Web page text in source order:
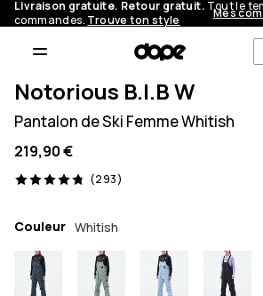
Livraison gratuite. Retour gratuit. Tout le
commandes. Trouve ton style Mes
Notorious B.I.B W
Pantalon de Ski Femme Whitish
219,90 €
(293)
293 avis, 4.8/5
Couleur Whitish